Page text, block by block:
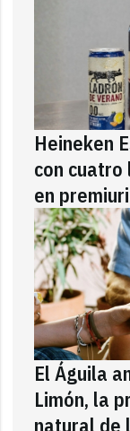
Heineken
con cuatro
en
El Águila
Limón, la
natural de